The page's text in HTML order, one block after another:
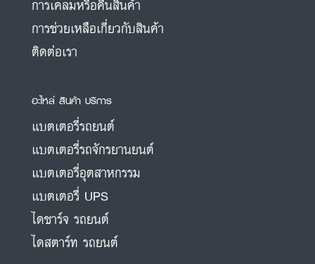
การเคลมหรือคืนสินค้า
การช่วยเหลือเกี่ยวกับสินค้า
ติดต่อเรา
อะไหล่ สินค้า บริการ
แบตเตอรี่รถยนต์
แบตเตอรี่รถจักรยานยนต์
แบตเตอรี่อุตสาหกรรม
แบตเตอรี่ UPS
ไดชาร์จ รถยนต์
ไดสตาร์ท รถยนต์